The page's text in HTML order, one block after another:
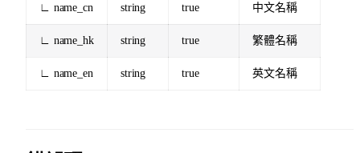
∟ name_cn string true 中文名稱
∟ name_hk string true 繁體名稱
∟ name_en string true 英文名稱